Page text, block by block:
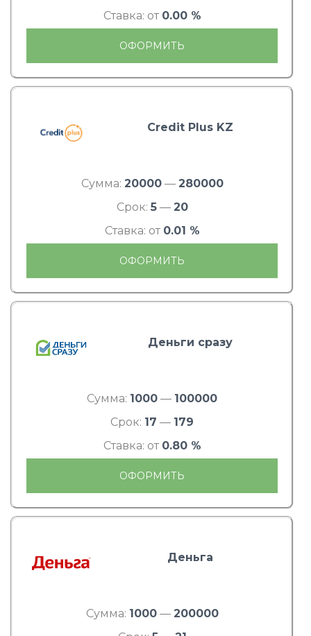
Ставка: от 0.00 %
ОФОРМИТЬ
Credit Plus KZ
Сумма: 20000— 280000
Срок: 5— 20
Ставка: от 0.01 %
ОФОРМИТЬ
Деньги сразу
Сумма: 1000 — 100000
Срок: 17 — 179
Ставка: от 0.80 %
ОФОРМИТЬ
Деньга
Сумма: 1000— 200000